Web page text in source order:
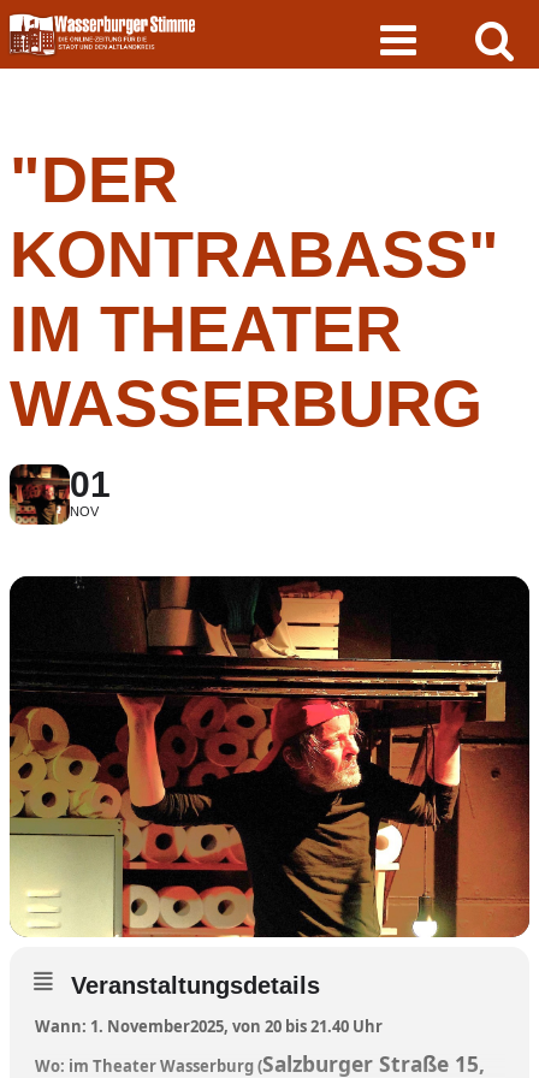
Skip
to
content
"DER
KONTRABASS"
IM THEATER
WASSERBURG
01
NOV
Veranstaltungsdetails
Wann: 1. November2025, von 20 bis 21.40 Uhr
Wo: im Theater Wasserburg (Salzburger Straße 15,